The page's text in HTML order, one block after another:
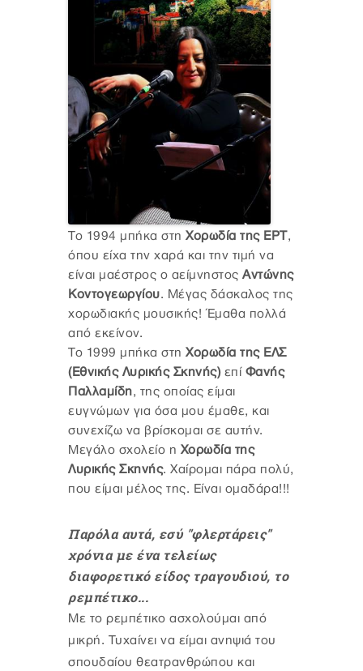
Το 1994 μπήκα στη Χορωδία της ΕΡΤ,
όπου είχα την χαρά και την τιμή να
είναι μαέστρος ο αείμνηστος Αντώνης
Κοντογεωργίου. Μέγας δάσκαλος της
χορωδιακής μουσικής! Έμαθα πολλά
από εκείνον.
Το 1999 μπήκα στη Χορωδία της ΕΛΣ
(Εθνικής Λυρικής Σκηνής) επί Φανής
Παλλαμίδη, της οποίας είμαι
ευγνώμων για όσα μου έμαθε, και
συνεχίζω να βρίσκομαι σε αυτήν.
Μεγάλο σχολείο η Χορωδία της
Λυρικής Σκηνής. Χαίρομαι πάρα πολύ,
που είμαι μέλος της. Είναι ομαδάρα!!!
Παρόλα αυτά, εσύ "φλερτάρεις"
χρόνια με ένα τελείως
διαφορετικό είδος τραγουδιού, το
ρεμπέτικο...
Με το ρεμπέτικο ασχολούμαι από
μικρή. Τυχαίνει να είμαι ανηψιά του
σπουδαίου θεατρανθρώπου και